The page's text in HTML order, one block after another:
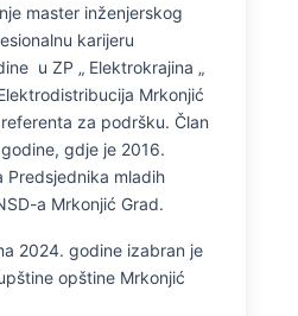
master inženjerskog
karijeru
u ZP „ Elektrokrajina „
Mrkonjić
za podršku. Član
gdje je 2016.
Predsjednika mladih
a Mrkonjić Grad.
2024. godine izabran je
opštine Mrkonjić